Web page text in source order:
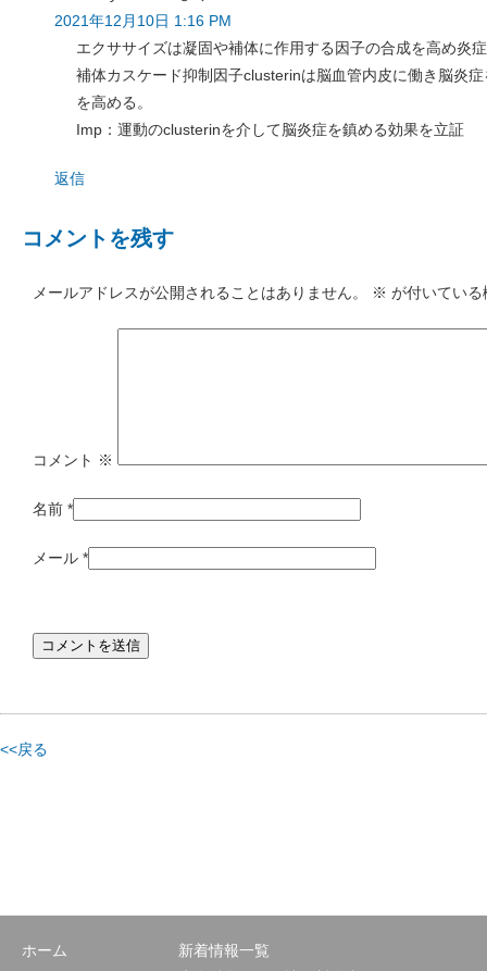
2021年12月10日 1:16 PM
エクササイズは凝固や補体に作用する因子の合成を高め炎
補体カスケード抑制因子clusterinは脳血管内皮に働き脳炎
を高める。
Imp：運動のclusterinを介して脳炎症を鎮める効果を立証
返信
コメントを残す
メールアドレスが公開されることはありません。 ※ が付いてい
コメント ※
名前 *
メール *
<<戻る
ホーム
新着情報一覧